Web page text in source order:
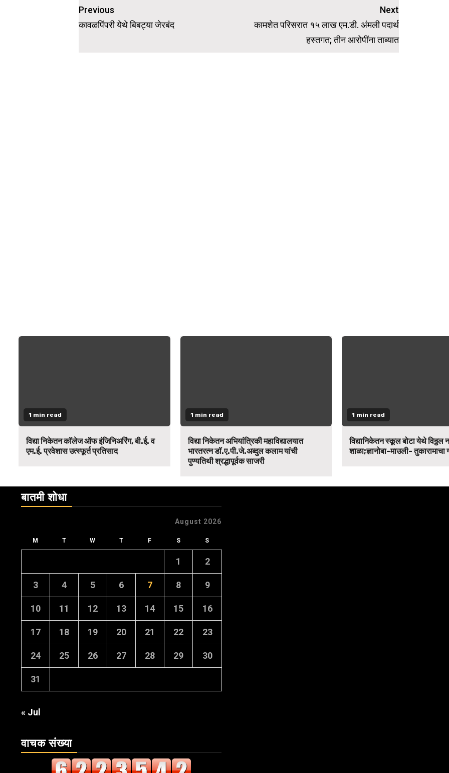
Post
navigation
Previous
कावळपिंपरी येथे बिबट्या जेरबंद
Next
कामशेत परिसरात १५ लाख एम.डी. अंमली पदार्थ
हस्तगत; तीन आरोपींना ताब्यात
1 min read
विद्या निकेतन कॉलेज ऑफ इंजिनिअरिंग, बी.ई. व
एम.ई. प्रवेशास उत्स्फूर्त प्रतिसाद
1 min read
विद्या निकेतन अभियांत्रिकी महाविद्यालयात
भारतरत्न डॉ.ए.पी.जे.अब्दुल कलाम यांची
पुण्यतिथी श्रद्धापूर्वक साजरी
1 min read
विद्यानिकेतन स्कूल बोटा येथे विठ्ठल
शाळा;ज्ञानोबा-माउली- तुकारामाचा
बातमी शोधा
August 2026
M T W T F S S
1 2
3 4 5 6 7 8 9
10 11 12 13 14 15 16
17 18 19 20 21 22 23
24 25 26 27 28 29 30
31
« Jul
वाचक संख्या